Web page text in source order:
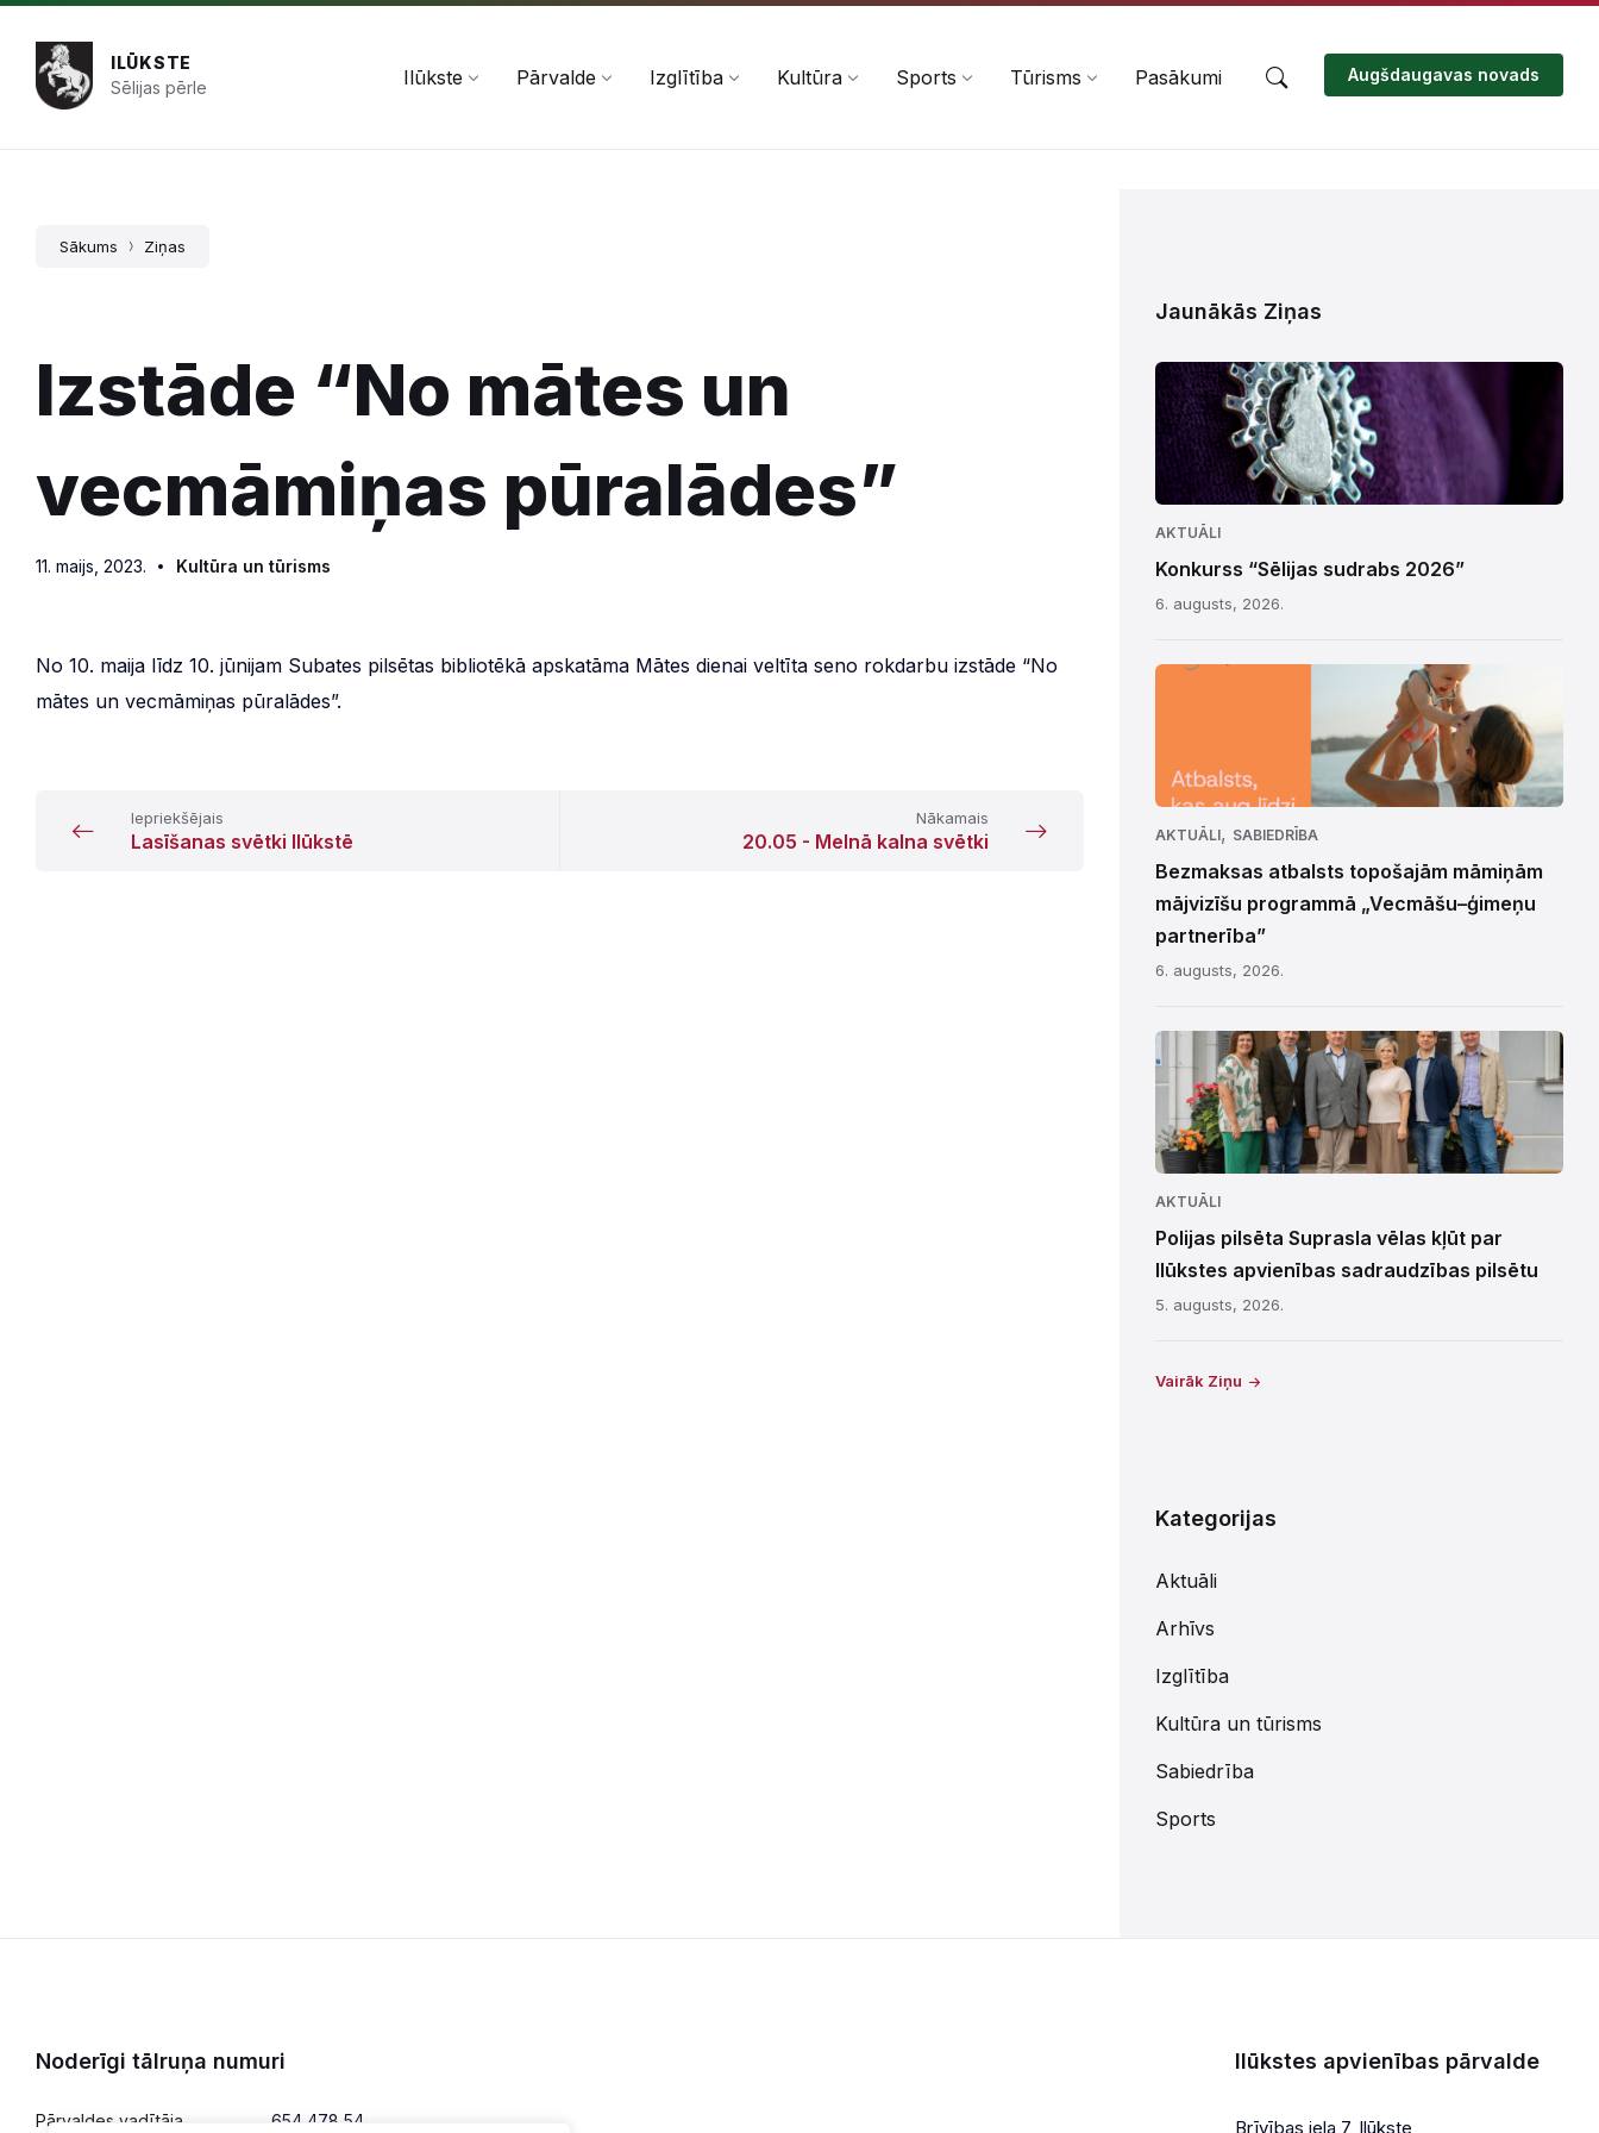
Pāriet
saturu
Skip
navigation
Skip
footer
ILŪKSTE
Sēlijas pērle
Ilūkste Pārvalde Izglītība Kultūra Sports Tūrisms Pasākumi Augšdaugavas novads
Sākums Ziņas
Izstāde “No mātes un
vecmāmiņas pūralādes”
11. maijs, 2023. Kultūra un tūrisms
No 10. maija līdz 10. jūnijam Subates pilsētas bibliotēkā apskatāma Mātes dienai veltīta seno rokdarbu izstāde “No
mātes un vecmāmiņas pūralādes”.
Iepriekšējais
Lasīšanas svētki Ilūkstē
Nākamais
20.05 - Melnā kalna svētki
Jaunākās Ziņas
AKTUĀLI
Konkurss “Sēlijas sudrabs 2026”
6. augusts, 2026.
AKTUĀLI, SABIEDRĪBA
Bezmaksas atbalsts topošajām māmiņām
mājvizīšu programmā „Vecmāšu–ģimeņu
partnerība”
6. augusts, 2026.
AKTUĀLI
Polijas pilsēta Suprasla vēlas kļūt par
Ilūkstes apvienības sadraudzības pilsētu
5. augusts, 2026.
Vairāk Ziņu
Kategorijas
Aktuāli
Arhīvs
Izglītība
Kultūra un tūrisms
Sabiedrība
Sports
Noderīgi tālruņa numuri
Pārvaldes vadītāja 654 478 54
Ilūkstes apvienības pārvalde
Brīvības iela 7, Ilūkste,